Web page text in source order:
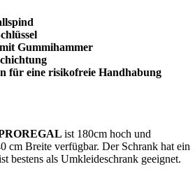
Gummihammer
für eine risikofreie Handhabung
ist 180cm hoch und
cm Breite verfügbar. Der Schrank hat ein
bestens als Umkleideschrank geeignet.